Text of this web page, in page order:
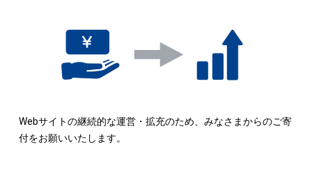
Webサイトの継続的な運営・拡充のため、みなさまからのご寄
付をお願いいたします。